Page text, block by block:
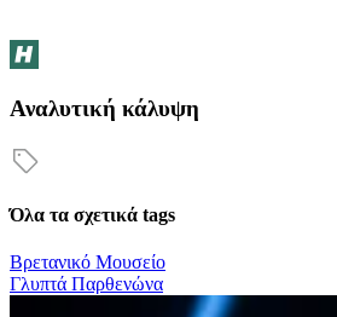
Αναλυτική κάλυψη
Όλα τα σχετικά tags
Βρετανικό Μουσείο
Γλυπτά Παρθενώνα